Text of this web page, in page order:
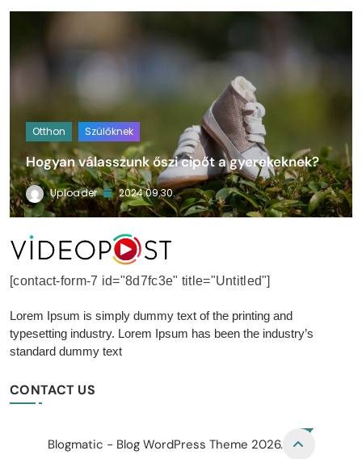
Otthon Szülőknek
Hogyan válasszunk őszi cipőt a gyerekeknek?
Uploader 2024.09.30.
VideoPost
[contact-form-7 id="8d7fc3e" title="Untitled"]
Lorem Ipsum is simply dummy text of the printing and
typesetting industry. Lorem Ipsum has been the industry’s
standard dummy text
CONTACT US
Blogmatic - Blog WordPress Theme 2026.